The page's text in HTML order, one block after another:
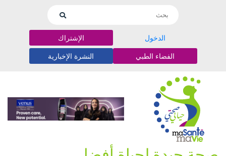
الدخول الإشتراك
الفضاء الطبي النشرة الإخبارية